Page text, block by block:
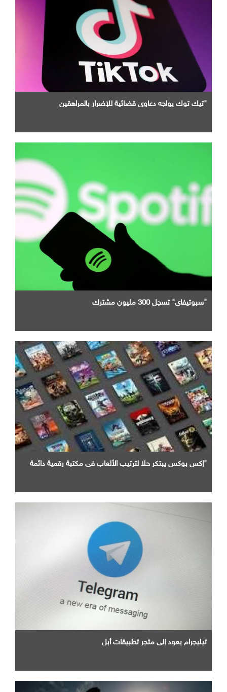
"تيك توك يواجه دعاوى قضائية للإضرار بالمراهقين
"سبوتيفاي" تسجل 300 مليون مشترك
"إكس بوكس يبتكر حلا لترتيب الألعاب في مكتبة رقمية دائمة
تيليجرام يعود إلى متجر تطبيقات أبل